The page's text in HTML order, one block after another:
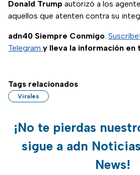
Donald Trump autorizó a los
aquellos que atenten contra su
adn40 Siempre Conmigo.
Telegram y lleva la información en
Tags relacionados
Virales
¡No te pierdas
sigue a adn
News!